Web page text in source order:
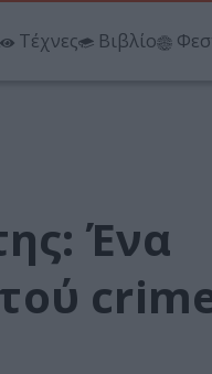
Τέχνες Βιβλίο
Ένα